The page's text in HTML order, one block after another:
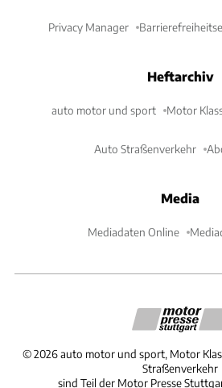
Privacy Manager
Heftarchiv
auto motor und sport Motor
Auto Straßenverkehr
Media
Mediadaten Online
©2026 auto motor und sport, Motor
Straßenverkehr
sind Teil der Motor Presse